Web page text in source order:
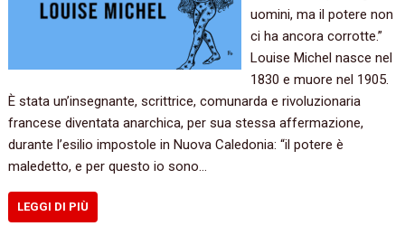
uomini, ma il potere non
ci ha ancora corrotte.”
Louise Michel nasce nel
1830 e muore nel 1905.
È stata un’insegnante, scrittrice, comunarda e rivoluzionaria
francese diventata anarchica, per sua stessa affermazione,
durante l’esilio impostole in Nuova Caledonia: “il potere è
maledetto, e per questo io sono…
LEGGI DI PIÙ